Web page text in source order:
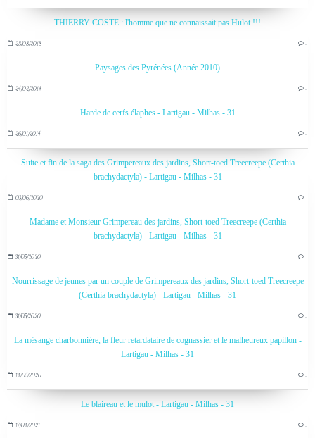
THIERRY COSTE : l'homme que ne connaissait pas Hulot !!!
28/08/2018 …
Paysages des Pyrénées (Année 2010)
24/02/2014 …
Harde de cerfs élaphes - Lartigau - Milhas - 31
26/01/2014 …
Suite et fin de la saga des Grimpereaux des jardins, Short-toed Treecreepe (Certhia
brachydactyla) - Lartigau - Milhas - 31
03/06/2020 …
Madame et Monsieur Grimpereau des jardins, Short-toed Treecreepe (Certhia
brachydactyla) - Lartigau - Milhas - 31
31/05/2020 …
Nourrissage de jeunes par un couple de Grimpereaux des jardins, Short-toed Treecreepe
(Certhia brachydactyla) - Lartigau - Milhas - 31
31/05/2020 …
La mésange charbonnière, la fleur retardataire de cognassier et le malheureux papillon -
Lartigau - Milhas - 31
14/05/2020 …
Le blaireau et le mulot - Lartigau - Milhas - 31
17/04/2021 …